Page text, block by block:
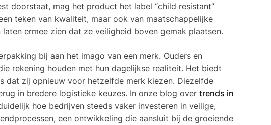
doorstaat, mag het product het label “child resistant”
teken van kwaliteit, maar ook van maatschappelijke
ermee zien dat ze veiligheid boven gemak plaatsen.
bij aan het imago van een merk. Ouders en
rekening houden met hun dagelijkse realiteit. Het biedt
dat zij opnieuw voor hetzelfde merk kiezen. Diezelfde
in bredere logistieke keuzes. In onze blog over trends in
hoe bedrijven steeds vaker investeren in veilige,
een ontwikkeling die aansluit bij de groeiende